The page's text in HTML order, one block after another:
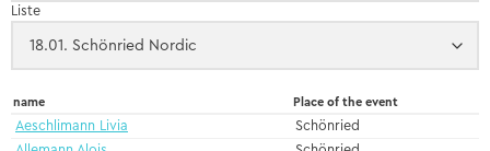
Liste
name Place of the event
Aeschlimann Livia
Schönried